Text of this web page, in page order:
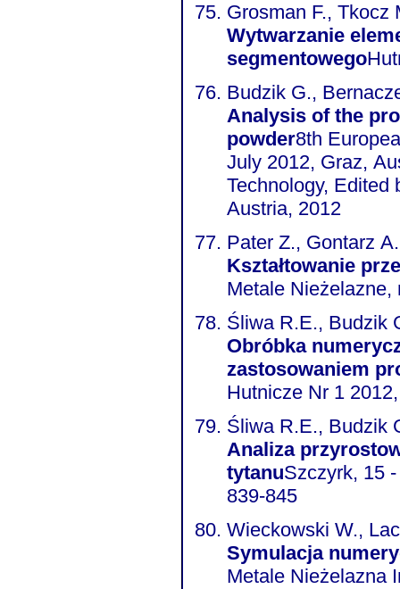
Grosman F., Tkocz
Wytwarzanie
segmentowego
Budzik G.,
Analysis of the
powder8th
July 2012, Graz,
Technology, Edited by: Gerhard A. Holzapfel, Ray W. Ogden, Graz,
Austria, 2012
Pater Z., Gontarz
Kształtowanie
Metale Nieżelazne,
Śliwa R.E., Budzik
Obróbka
zastosowaniem
Hutnicze Nr 1
Śliwa R.E., Budzik
Analiza
tytanuSzczyrk, 15
839-845
Wieckowski W.,
Symulacja
Metale Nieżelazna